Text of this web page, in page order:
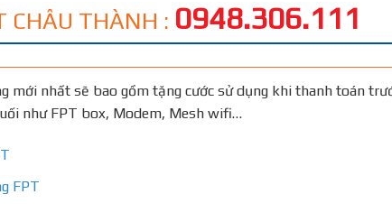
CHÂU THÀNH : 0948.306.111
mới nhất sẽ bao gồm tặng cước sử dụng khi thanh toán
như FPT box, Modem, Mesh wifi…
FPT